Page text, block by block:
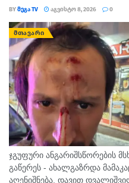
BYᲛᲔᲒᲐ TV ᲐᲒᲕᲘᲡᲢᲝ 8, 2026 0
ᲛᲗᲐᲕᲐᲠᲘ
ჯგუფური ანგარიშსწორების
გაწერეს - ახალგაზრდა
აღენიშნება. დავით